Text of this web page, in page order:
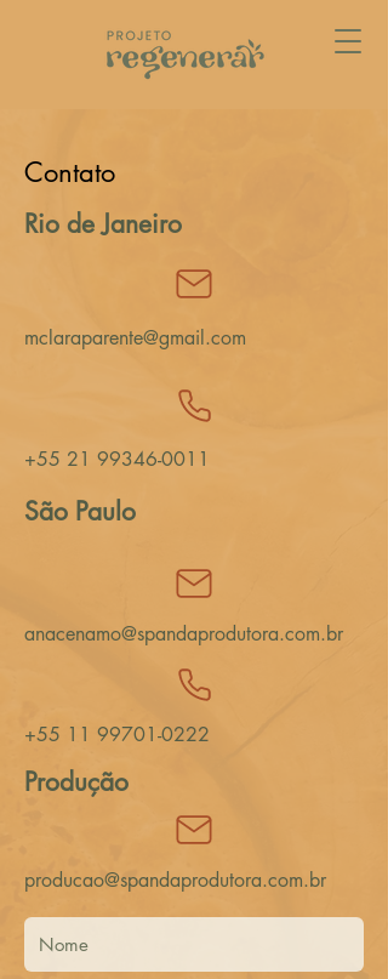
Contato
Rio de Janeiro
mclaraparente@gmail.com
+55 21 99346-0011
São Paulo
anacenamo@spandaprodutora.com.br
+55 11 99701-0222
Produção
producao@spandaprodutora.com.br